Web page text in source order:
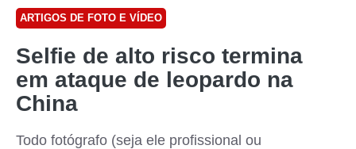
ARTIGOS DE FOTO E VÍDEO
Selfie de alto risco termina
em ataque de leopardo na
China
Todo fotógrafo (seja ele profissional ou